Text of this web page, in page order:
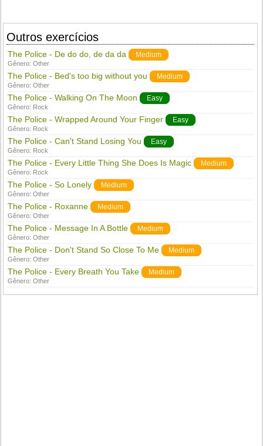
Outros exercícios
The Police - De do do, de da da Medium
Gênero:Other
The Police - Bed's too big without you Medium
Gênero:Other
The Police - Walking On The Moon Easy
Gênero: Rock
The Police - Wrapped Around Your Finger Easy
Gênero: Rock
The Police - Can't Stand Losing You Easy
Gênero: Rock
The Police - Every Little Thing She Does Is Magic Medium
Gênero: Rock
The Police - So Lonely Medium
Gênero:Other
The Police - Roxanne Medium
Gênero:Other
The Police - Message In A Bottle Medium
Gênero:Other
The Police - Don't Stand So Close To Me Medium
Gênero:Other
The Police - Every Breath You Take Medium
Gênero:Other